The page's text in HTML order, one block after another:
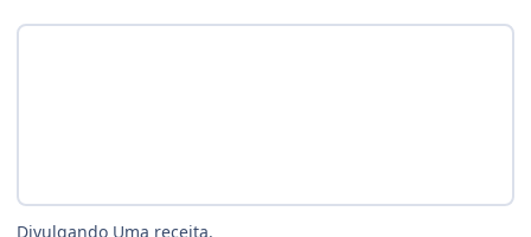
Divulgando Uma receita.